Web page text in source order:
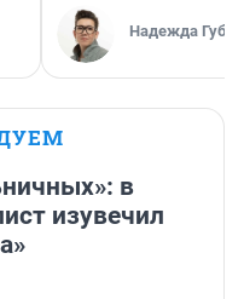
Надежда
в
изувечил